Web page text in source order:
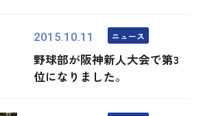
2015.10.11 ニュース
野球部が阪神新人大会で第3
位になりました。